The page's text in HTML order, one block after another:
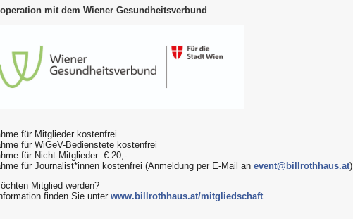
mit dem Wiener Gesundheitsverbund
für Mitglieder kostenfrei
für WiGeV-Bedienstete kostenfrei
für Nicht-Mitglieder: € 20,-
für Journalist*innen kostenfrei (Anmeldung per E-Mail an event@billrothhaus.at)
Mitglied werden?
finden Sie unter www.billrothhaus.at/mitgliedschaft